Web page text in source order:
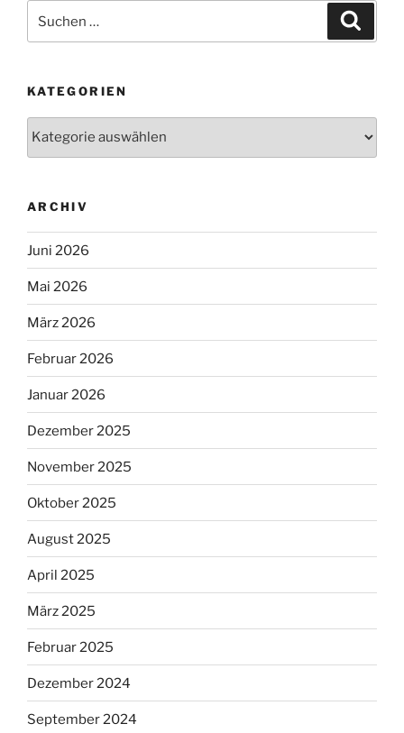
nach:
KATEGORIEN
ARCHIV
Juni 2026
Mai 2026
März 2026
Februar 2026
Januar 2026
Dezember 2025
November 2025
Oktober 2025
August 2025
April 2025
März 2025
Februar 2025
Dezember 2024
September 2024